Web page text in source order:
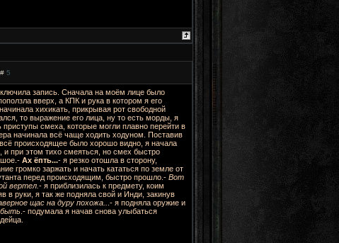
5
запись. Сначала на моём лице было
вверх, а КПК и рука в котором я его
хихикать, прикрывая рот свободной
то выражение его лица, ну то есть морды, я
смеха, которые могли плавно перейти в
начинала всё чаще ходить ходуном. Поставив
происходящее было хорошо видно, я начала
и при этом тихо смеяться, но смех быстро
Ах ёпть...- я резко отошла в сторону,
громко заржать и начать кататься по земле от
перед происходящим, быстро прошло.- Вот
вертел. - я приблизилась к предмету, коим
в руки, я так же подняла свой и Инди, закинув
щас на дуру похожа..
.- я подняла оружие и
.- подумала я начав снова улыбаться